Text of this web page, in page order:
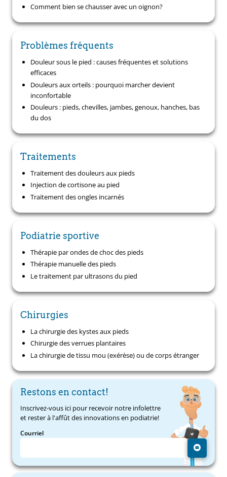
Comment bien se chausser avec un oignon?
Problèmes fréquents
Douleur sous le pied : causes fréquentes et solutions
efficaces
Douleurs aux orteils : pourquoi marcher devient
inconfortable
Douleurs : pieds, chevilles, jambes, genoux, hanches, bas
du dos
Traitements
Traitement des douleurs aux pieds
Injection de cortisone au pied
Traitement des ongles incarnés
Podiatrie sportive
Thérapie par ondes de choc des pieds
Thérapie manuelle des pieds
Le traitement par ultrasons du pied
Chirurgies
La chirurgie des kystes aux pieds
Chirurgie des verrues plantaires
La chirurgie de tissu mou (exérèse) ou de corps étranger
Restons en contact!
Inscrivez-vous ici pour recevoir notre infolettre
et rester à l'affût des innovations en podiatrie!
Courriel